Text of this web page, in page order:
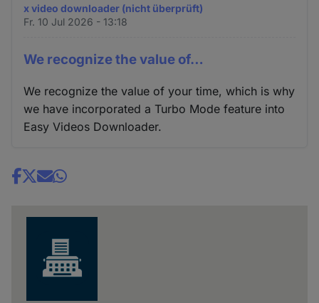
x video downloader (nicht überprüft)
Fr. 10 Jul 2026 - 13:18
We recognize the value of…
We recognize the value of your time, which is why
we have incorporated a Turbo Mode feature into
Easy Videos Downloader.
Share